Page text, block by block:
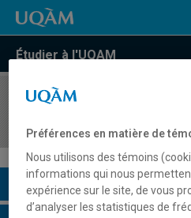
Étudier à l'UQAM
COURS//
Description du cours
Préférences en matière de
Nous utilisons des témoins
informations qui nous
expérience sur le site, de vous
d’analyser les statistiques de